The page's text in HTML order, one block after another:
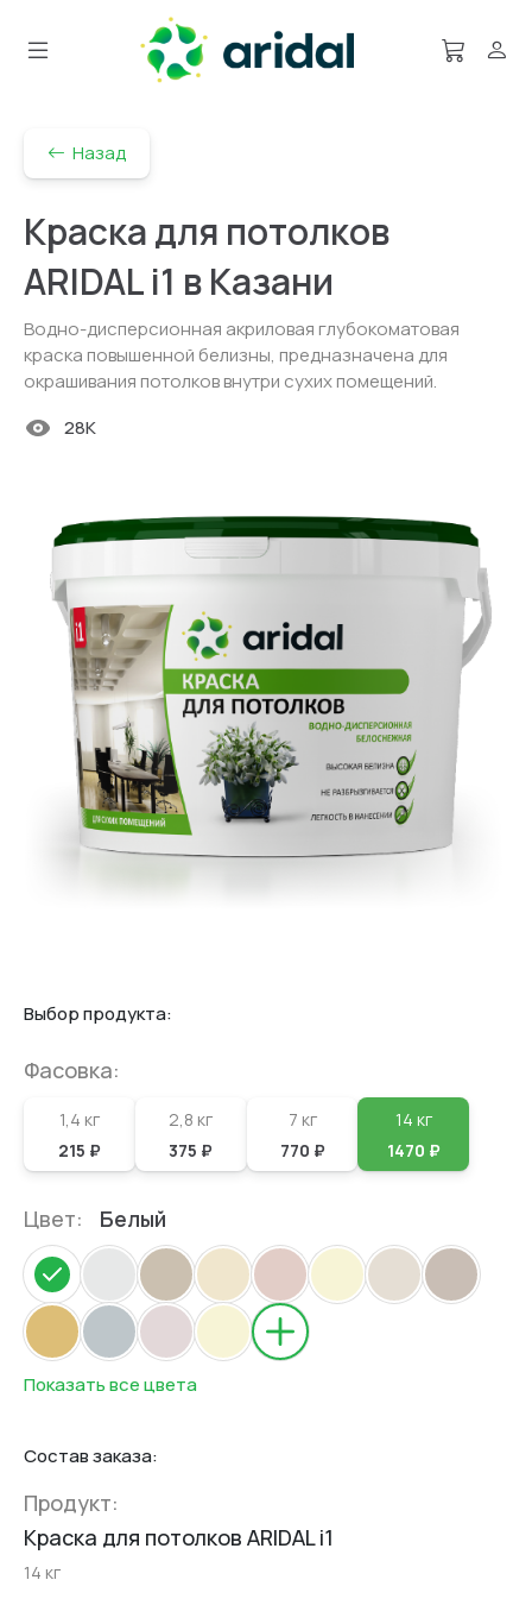
Назад
Краска для потолков
ARIDAL i1 в Казани
Водно-дисперсионная акриловая глубокоматовая
краска повышенной белизны, предназначена для
окрашивания потолков внутри сухих помещений.
28K
Выбор продукта:
Фасовка:
1,4 кг
215 ₽
2,8 кг
375 ₽
7 кг
770 ₽
14 кг
1470 ₽
Цвет: Белый
Показать все цвета
Состав заказа:
Продукт:
Краска для потолков ARIDAL i1
14 кг